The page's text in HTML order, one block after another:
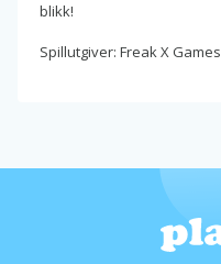
blikk!
Spillutgiver: Freak X Games